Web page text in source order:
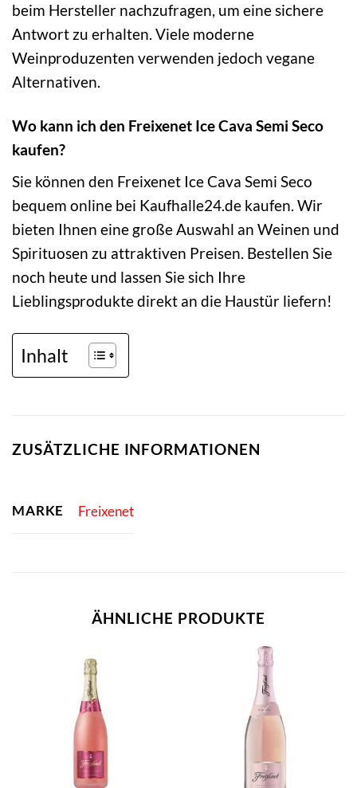
beim Hersteller nachzufragen, um eine sichere
Antwort zu erhalten. Viele moderne
Weinproduzenten verwenden jedoch vegane
Alternativen.
Wo kann ich den Freixenet Ice Cava Semi Seco
kaufen?
Sie können den Freixenet Ice Cava Semi Seco
bequem online bei Kaufhalle24.de kaufen. Wir
bieten Ihnen eine große Auswahl an Weinen und
Spirituosen zu attraktiven Preisen. Bestellen Sie
noch heute und lassen Sie sich Ihre
Lieblingsprodukte direkt an die Haustür liefern!
Inhalt
ZUSÄTZLICHE INFORMATIONEN
MARKE Freixenet
ÄHNLICHE PRODUKTE